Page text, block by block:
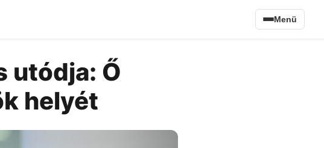
Menü
utódja: Ő
helyét